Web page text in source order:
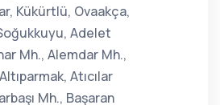
Kükürtlü, Ovaakça,
Adelet
Mh., Alemdar Mh.,
Atıcılar
Mh., Başaran